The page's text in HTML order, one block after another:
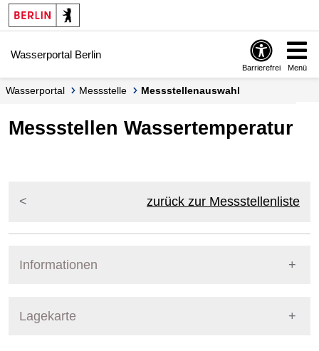
Springe zur Navigation
Springe zum Inhalt
Wasserportal Berlin
Barrierefrei Menü
Wasserportal Messstelle Messstellenauswahl
Messstellen Wassertemperatur
zurück zur Messstellenliste
Informationen
Lagekarte